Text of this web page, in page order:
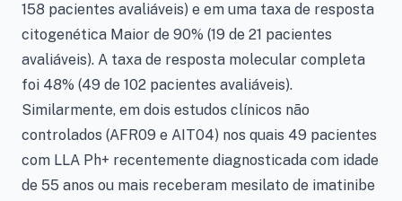
158 pacientes avaliáveis) e em uma taxa de resposta
citogenética Maior de 90% (19 de 21 pacientes
avaliáveis). A taxa de resposta molecular completa
foi 48% (49 de 102 pacientes avaliáveis).
Similarmente, em dois estudos clínicos não
controlados (AFR09 e AIT04) nos quais 49 pacientes
com LLA Ph+ recentemente diagnosticada com idade
de 55 anos ou mais receberam mesilato de imatinibe